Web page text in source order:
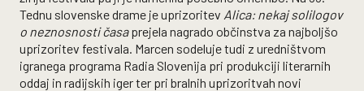
Tednu slovenske drame je uprizoritev Alica: nekaj solilogov
o neznosnosti časaprejela nagrado občinstva za najboljšo
uprizoritev festivala. Marcen sodeluje tudi z uredništvom
igranega programa Radia Slovenija pri produkciji literarnih
oddaj in radijskih iger ter pri bralnih uprizoritvah novi